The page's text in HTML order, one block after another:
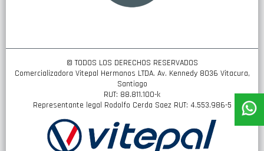
© TODOS LOS DERECHOS RESERVADOS
Comercializadora Vitepal Hermanos LTDA. Av. Kennedy 8036 Vitacura,
Santiago
RUT: 88.811.100-k
Representante legal Rodolfo Cerda Saez RUT: 4.553.986-5